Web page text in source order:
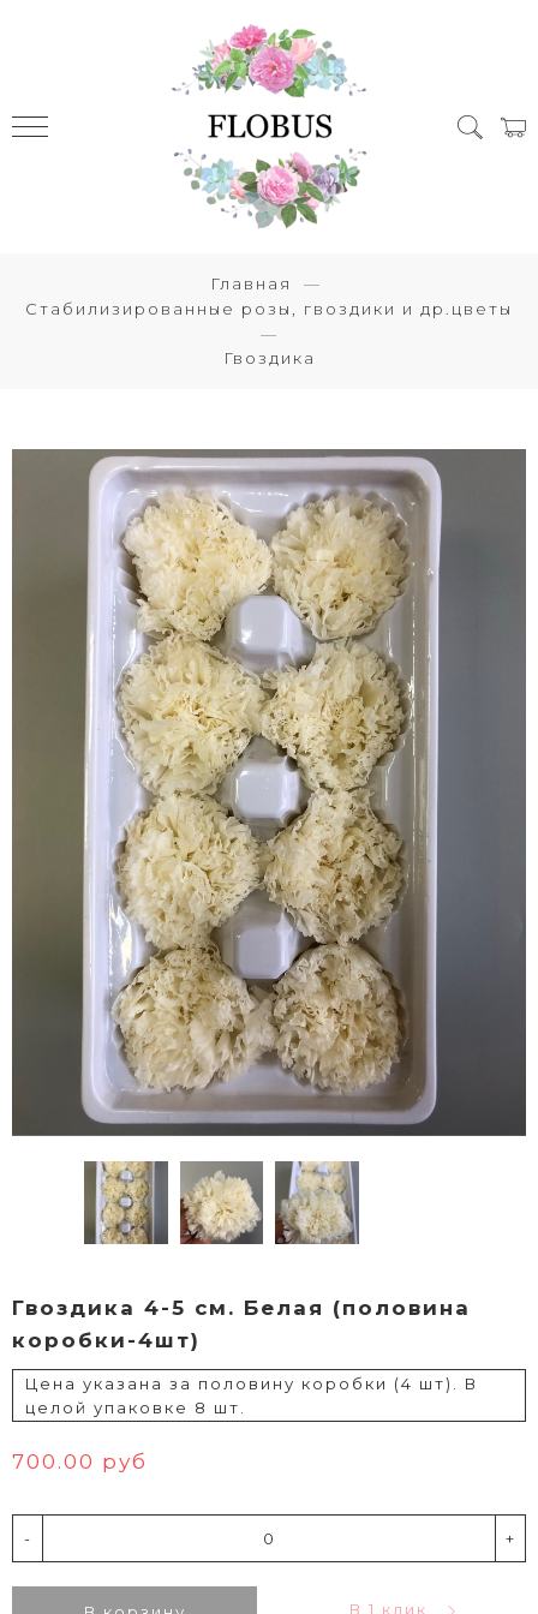
Главная
Стабилизированные розы, гвоздики и др.цветы
Гвоздика
Гвоздика 4-5 см. Белая (половина
коробки-4шт)
Цена указана за половину коробки (4 шт). В
целой упаковке 8 шт.
700.00 руб
- +
В 1 клик